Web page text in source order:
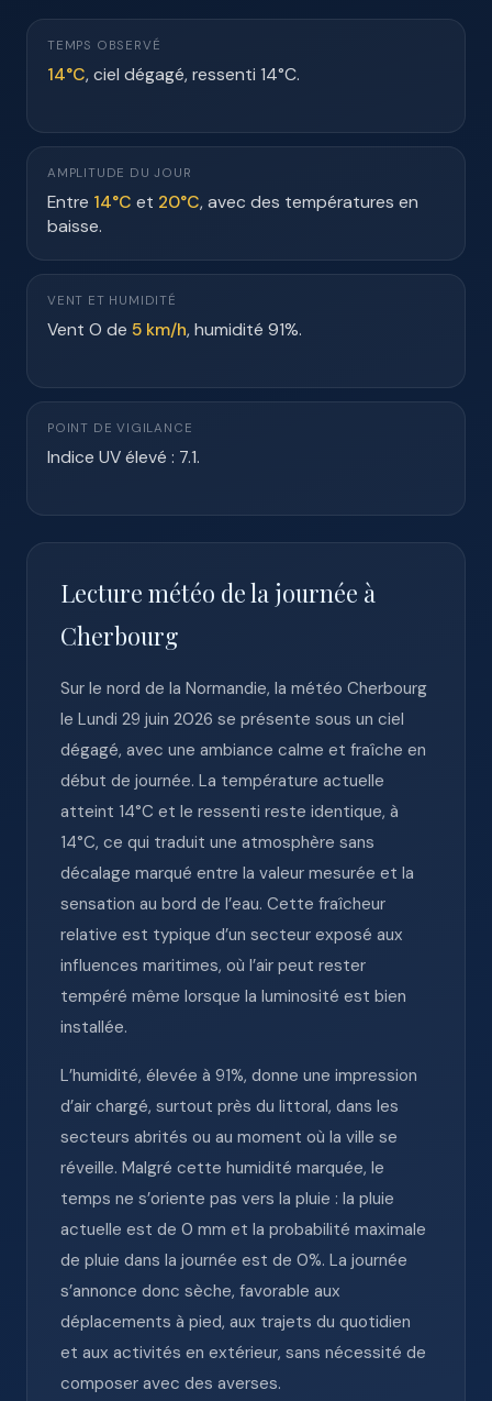
TEMPS OBSERVÉ
14°C, ciel dégagé, ressenti 14°C.
AMPLITUDE DU JOUR
Entre 14°C et 20°C, avec des températures en
baisse.
VENT ET HUMIDITÉ
Vent O de 5 km/h, humidité 91%.
POINT DE VIGILANCE
Indice UV élevé : 7.1.
Lecture météo de la journée à
Cherbourg
Sur le nord de la Normandie, la météo Cherbourg
le Lundi 29 juin 2026 se présente sous un ciel
dégagé, avec une ambiance calme et fraîche en
début de journée. La température actuelle
atteint 14°C et le ressenti reste identique, à
14°C, ce qui traduit une atmosphère sans
décalage marqué entre la valeur mesurée et la
sensation au bord de l’eau. Cette fraîcheur
relative est typique d’un secteur exposé aux
influences maritimes, où l’air peut rester
tempéré même lorsque la luminosité est bien
installée.
L’humidité, élevée à 91%, donne une impression
d’air chargé, surtout près du littoral, dans les
secteurs abrités ou au moment où la ville se
réveille. Malgré cette humidité marquée, le
temps ne s’oriente pas vers la pluie : la pluie
actuelle est de 0 mm et la probabilité maximale
de pluie dans la journée est de 0%. La journée
s’annonce donc sèche, favorable aux
déplacements à pied, aux trajets du quotidien
et aux activités en extérieur, sans nécessité de
composer avec des averses.